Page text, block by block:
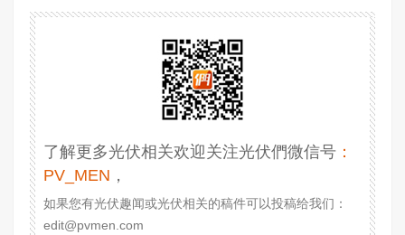
了解更多光伏相关欢迎关注光伏們微信号 ：
PV_MEN ，
如果您有光伏趣闻或光伏相关的稿件可以投稿给我们：
edit@pvmen.com